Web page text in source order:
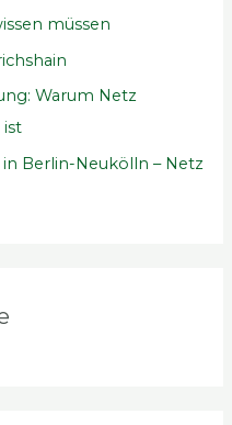
müssen
Warum Netz
ist
Berlin-Neukölln – Netz